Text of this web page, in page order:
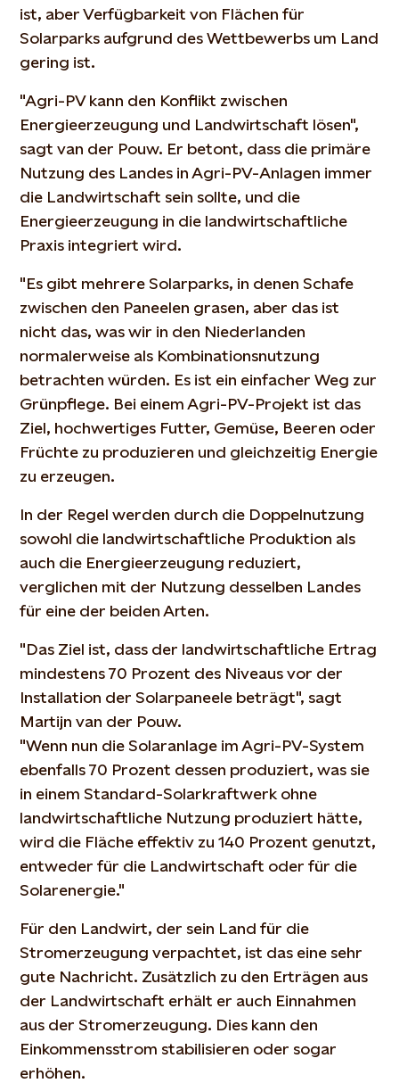
ist, aber Verfügbarkeit von Flächen für
Solarparks aufgrund des Wettbewerbs um Land
gering ist.
"Agri-PV kann den Konflikt zwischen
Energieerzeugung und Landwirtschaft lösen",
sagt van der Pouw. Er betont, dass die primäre
Nutzung des Landes in Agri-PV-Anlagen immer
die Landwirtschaft sein sollte, und die
Energieerzeugung in die landwirtschaftliche
Praxis integriert wird.
"Es gibt mehrere Solarparks, in denen Schafe
zwischen den Paneelen grasen, aber das ist
nicht das, was wir in den Niederlanden
normalerweise als Kombinationsnutzung
betrachten würden. Es ist ein einfacher Weg zur
Grünpflege. Bei einem Agri-PV-Projekt ist das
Ziel, hochwertiges Futter, Gemüse, Beeren oder
Früchte zu produzieren und gleichzeitig Energie
zu erzeugen.
In der Regel werden durch die Doppelnutzung
sowohl die landwirtschaftliche Produktion als
auch die Energieerzeugung reduziert,
verglichen mit der Nutzung desselben Landes
für eine der beiden Arten.
"Das Ziel ist, dass der landwirtschaftliche Ertrag
mindestens 70 Prozent des Niveaus vor der
Installation der Solarpaneele beträgt", sagt
Martijn van der Pouw.
"Wenn nun die Solaranlage im Agri-PV-System
ebenfalls 70 Prozent dessen produziert, was sie
in einem Standard-Solarkraftwerk ohne
landwirtschaftliche Nutzung produziert hätte,
wird die Fläche effektiv zu 140 Prozent genutzt,
entweder für die Landwirtschaft oder für die
Solarenergie."
Für den Landwirt, der sein Land für die
Stromerzeugung verpachtet, ist das eine sehr
gute Nachricht. Zusätzlich zu den Erträgen aus
der Landwirtschaft erhält er auch Einnahmen
aus der Stromerzeugung. Dies kann den
Einkommensstrom stabilisieren oder sogar
erhöhen.